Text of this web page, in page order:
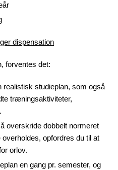
dispensation
forventes det:
studieplan, som også
træningsaktiviteter,
overskride dobbelt normeret
opfordres du til at
orlov.
en gang pr. semester, og